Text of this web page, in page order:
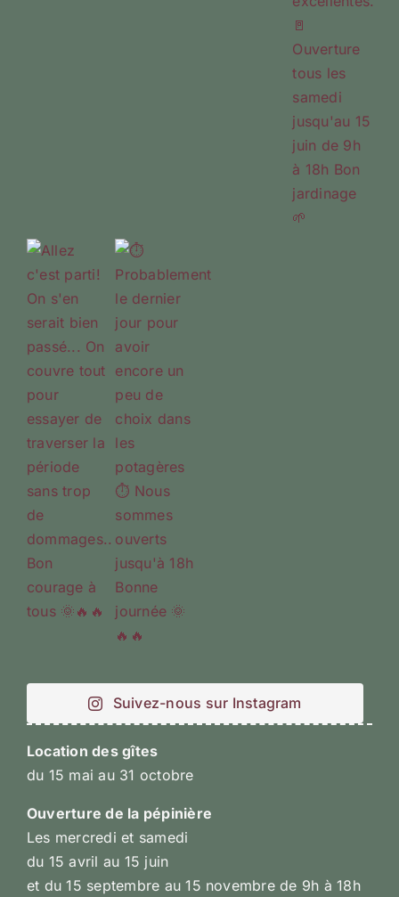
Suivez-nous sur Instagram
Location des gîtes
du 15 mai au 31 octobre
Ouverture de la pépinière
Les mercredi et samedi
du 15 avril au 15 juin
et du 15 septembre au 15 novembre de 9h à 18h